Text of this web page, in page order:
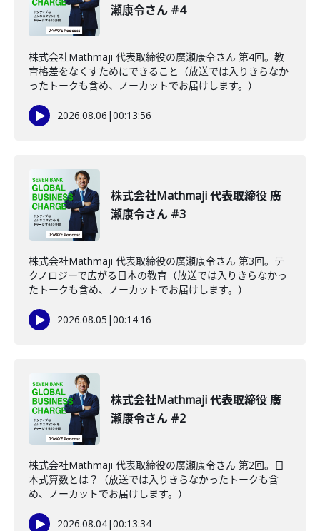
瀬康令さん #4
株式会社Mathmaji 代表取締役の廣瀬康令さん 第4回。教
育格差をなくすためにできること（放送では入りきらなか
ったトークも含め、ノーカットでお届けします。）
2026.08.06 |00:13:56
株式会社Mathmaji 代表取締役 廣
瀬康令さん #3
株式会社Mathmaji 代表取締役の廣瀬康令さん 第3回。テ
クノロジーで広がる日本の教育（放送では入りきらなかっ
たトークも含め、ノーカットでお届けします。）
2026.08.05 |00:14:16
株式会社Mathmaji 代表取締役 廣
瀬康令さん #2
株式会社Mathmaji 代表取締役の廣瀬康令さん 第2回。日
本式算数とは？（放送では入りきらなかったトークも含
め、ノーカットでお届けします。）
2026.08.04|00:13:34